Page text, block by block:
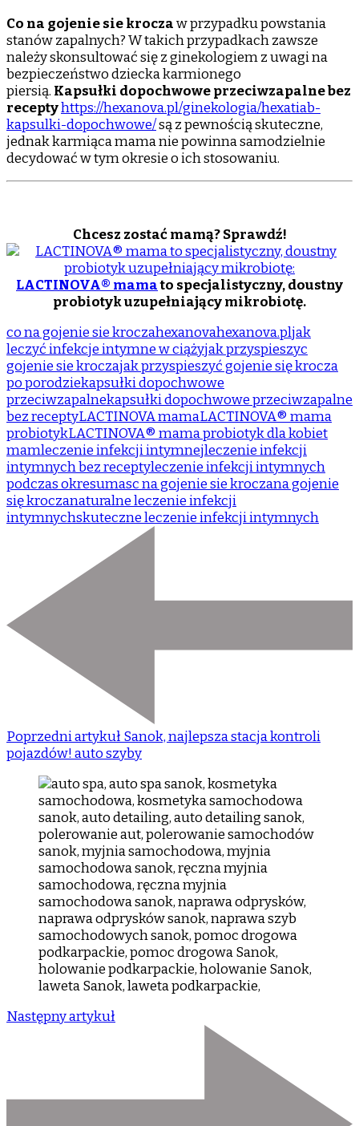
Co na gojenie sie kroczaw przypadku powstania
stanów zapalnych? W takich przypadkach zawsze
należy skonsultować się z ginekologiem z uwagi na
bezpieczeństwo dziecka karmionego
piersią. Kapsułki dopochwowe przeciwzapalne bez
receptyhttps://hexanova.pl/ginekologia/hexatiab-
kapsulki-dopochwowe/są z pewnością skuteczne,
jednak karmiąca mama nie powinna samodzielnie
decydować w tym okresie o ich stosowaniu.
Chcesz zostać mamą? Sprawdź!
LACTINOVA® mamato specjalistyczny, doustny
probiotyk uzupełniający mikrobiotę.
co na gojenie sie kroczahexanovahexanova.pljak
leczyć infekcje intymne w ciążyjak przyspieszyc
gojenie sie kroczajak przyspieszyć gojenie się krocza
po porodziekapsułki dopochwowe
przeciwzapalnekapsułki dopochwowe przeciwzapalne
bez receptyLACTINOVA mamaLACTINOVA® mama
probiotykLACTINOVA® mama probiotyk dla kobiet
mamleczenie infekcji intymnejleczenie infekcji
intymnych bez receptyleczenie infekcji intymnych
podczas okresumasc na gojenie sie kroczana gojenie
się kroczanaturalne leczenie infekcji
intymnychskuteczne leczenie infekcji intymnych
Poprzedni artykuł Sanok, najlepsza stacja kontroli
pojazdów! auto szyby
Następny artykuł